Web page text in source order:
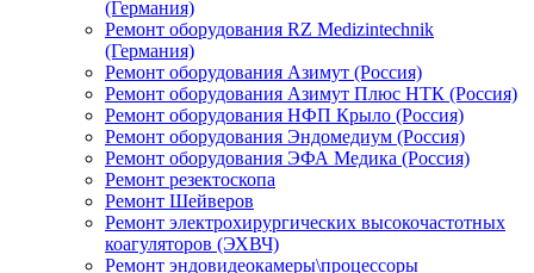
(Германия)
Ремонт оборудования RZ Medizintechnik
(Германия)
Ремонт оборудования Азимут (Россия)
Ремонт оборудования Азимут Плюс НТК (Россия)
Ремонт оборудования НФП Крыло (Россия)
Ремонт оборудования Эндомедиум (Россия)
Ремонт оборудования ЭФА Медика (Россия)
Ремонт резектоскопа
Ремонт Шейверов
Ремонт электрохирургических высокочастотных
коагуляторов (ЭХВЧ)
Ремонт эндовидеокамеры\процессоры